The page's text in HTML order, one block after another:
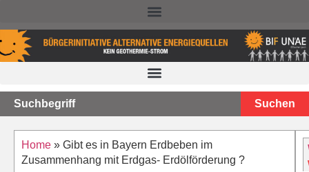
Suchen
Home » Gibt es in Bayern Erdbeben im
Zusammenhang mit Erdgas- Erdölförderung ?